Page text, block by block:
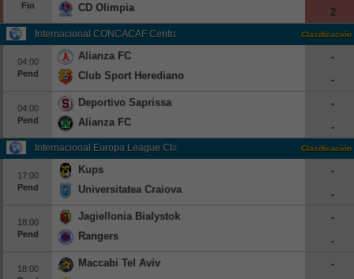
Fin
CD Olimpia
2
Internacional CONCACAF Central American Cup Grp. C Clasificación
04:00
Pend
Alianza FC
Club Sport Herediano
-
-
04:00
Pend
Deportivo Saprissa
Alianza FC
-
-
Internacional Europa League Clasificación Clasificación
17:00
Pend
Kups
Universitatea Craiova
-
-
18:00
Pend
Jagiellonia Bialystok
Rangers
-
-
18:00
Maccabi Tel Aviv
-